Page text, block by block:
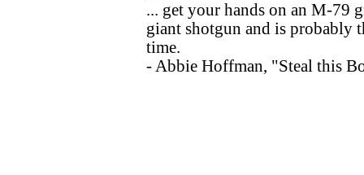
... get your hands on an M-79
giant shotgun and is probably
time.
- Abbie Hoffman, "Steal this